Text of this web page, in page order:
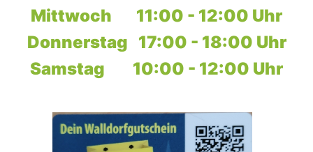
Mittwoch 11:00 - 12:00 Uhr
Donnerstag 17:00 - 18:00 Uhr
Samstag 10:00 - 12:00 Uhr